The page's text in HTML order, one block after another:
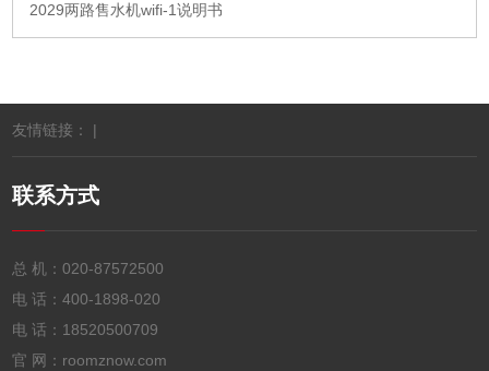
2029两路售水机wifi-1说明书
友情链接： |
联系方式
总 机：020-87572500
电 话：400-1898-020
电 话： 18520500709
官 网：roomznow.com